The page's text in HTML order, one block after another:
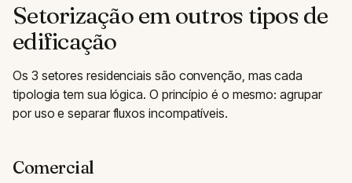
Setorização em outros tipos de
edificação
Os 3 setores residenciais são convenção, mas cada
tipologia tem sua lógica. O princípio é o mesmo: agrupar
por uso e separar fluxos incompatíveis.
Comercial